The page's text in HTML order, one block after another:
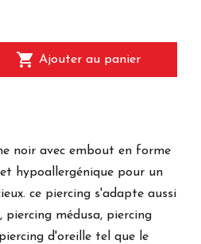
shopping_cart Ajouter au panier
noir avec embout en forme
hypoallergénique pour un
ce piercing s'adapte aussi
médusa, piercing
d'oreille tel que le